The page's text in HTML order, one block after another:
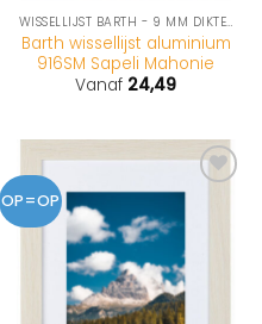
WISSELLIJST BARTH - 9 MM DIKTE (916-SERIE)
Barth wissellijst aluminium
916SM Sapeli Mahonie
Vanaf 24,49
OP=OP